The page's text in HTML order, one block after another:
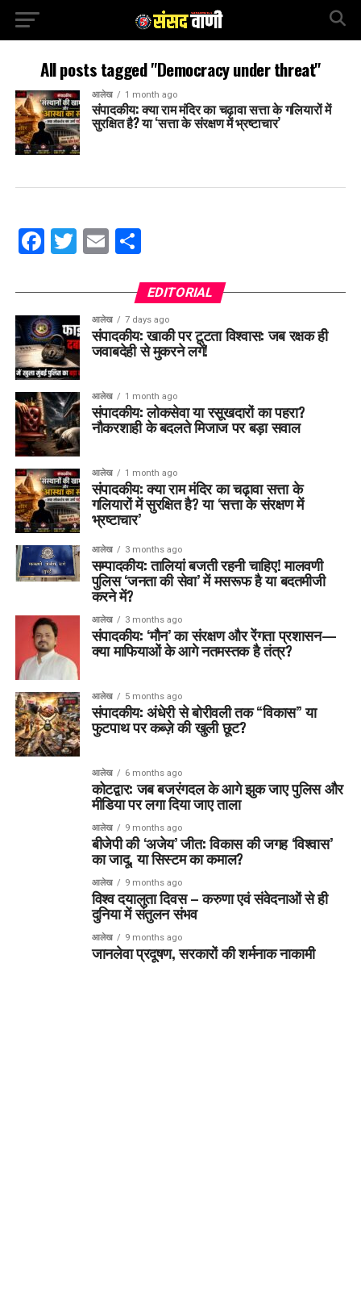
All posts tagged "Democracy under threat"
आलेख 1 month ago
संपादकीय: क्या राम मंदिर का चढ़ावा सत्ता के गलियारों में
सुरक्षित है? या ‘सत्ता के संरक्षण में भ्रष्टाचार’
Facebook
Twitter
EmailShare
EDITORIAL
आलेख 7 days ago
संपादकीय: खाकी पर टूटता विश्वास: जब रक्षक ही
जवाबदेही से मुकरने लगें!
आलेख 1 month ago
संपादकीय: लोकसेवा या रसूखदारों का पहरा?
नौकरशाही के बदलते मिजाज पर बड़ा सवाल
आलेख 1 month ago
संपादकीय: क्या राम मंदिर का चढ़ावा सत्ता के
गलियारों में सुरक्षित है? या ‘सत्ता के संरक्षण में
भ्रष्टाचार’
आलेख 3 months ago
सम्पादकीय: तालियां बजती रहनी चाहिए! मालवणी
पुलिस ‘जनता की सेवा’ में मसरूफ है या बदतमीजी
करने में?
आलेख 3 months ago
संपादकीय: ‘मौन’ का संरक्षण और रेंगता प्रशासन—
क्या माफियाओं के आगे नतमस्तक है तंत्र?
आलेख 5 months ago
संपादकीय: अंधेरी से बोरीवली तक “विकास” या
फुटपाथ पर कब्ज़े की खुली छूट?
आलेख 6 months ago
कोटद्वार: जब बजरंगदल के आगे झुक जाए पुलिस और
मीडिया पर लगा दिया जाए ताला
आलेख 9 months ago
बीजेपी की ‘अजेय’ जीत: विकास की जगह ‘विश्वास’
का जादू, या सिस्टम का कमाल?
आलेख 9 months ago
विश्व दयालुता दिवस – करुणा एवं संवेदनाओं से ही
दुनिया में संतुलन संभव
आलेख 9 months ago
जानलेवा प्रदूषण, सरकारों की शर्मनाक नाकामी